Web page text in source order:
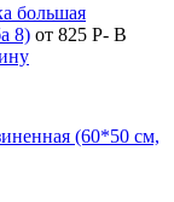
большая
8) от 825 Р- В
(60*50 см,